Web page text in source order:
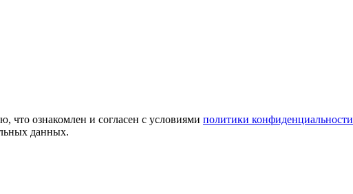
что ознакомлен и согласен с условиями политики конфиденциальности
данных.